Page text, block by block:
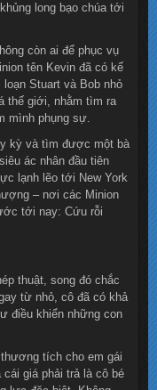
long bạo chúa tới
còn ai để phục vụ
tên Kevin đã có kế
Stuart và Bob nhỏ
thế giới, nhằm tìm ra
mình phụng sự.
kỳ và tìm được một bà
ác nhân đầu tiên
lạnh lẽo tới New York
– nơi các Minion
tới nay: Cứu rỗi
thuật, song đó chắc
từ nhỏ, cô đã có khả
điều khiển những con
tích cho em gái
giá phải trả là cô bé